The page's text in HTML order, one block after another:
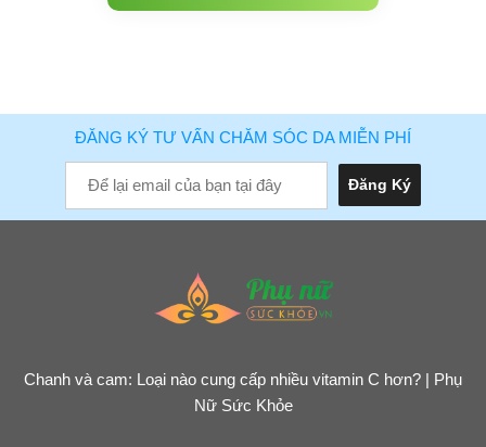
ĐĂNG KÝ TƯ VẤN CHĂM SÓC DA MIỄN PHÍ
Chanh và cam: Loại nào cung cấp nhiều vitamin C hơn? | Phụ
Nữ Sức Khỏe